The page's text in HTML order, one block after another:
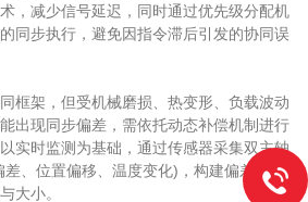
，减少信号延迟，同时通过优先级分配机
同步执行，避免因指令滞后引发的协同误
架，但受机械磨损、热变形、负载波动
出现同步偏差，需依托动态补偿机制进行
实时监测为基础，通过传感器采集双主轴
、位置偏移、温度变化)，构建偏差预测
大小。